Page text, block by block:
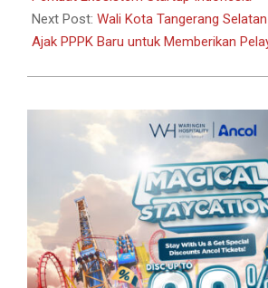
Next Post: Wali Kota Tangerang
Ajak PPPK Baru untuk Memberikan